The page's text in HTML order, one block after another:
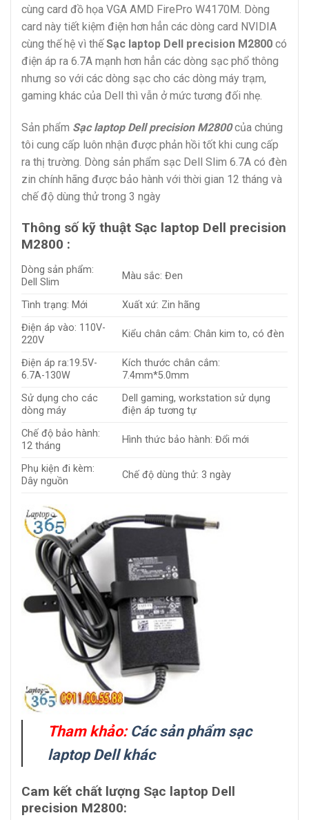
cùng card đồ họa VGA AMD FirePro W4170M. Dòng
card này tiết kiệm điện hơn hẳn các dòng card NVIDIA
cùng thế hệ vì thế Sạc laptop Dell precision M2800 có
điện áp ra 6.7A mạnh hơn hẳn các dòng sạc phổ thông
nhưng so với các dòng sạc cho các dòng máy trạm,
gaming khác của Dell thì vẫn ở mức tương đối nhẹ.
Sản phẩm Sạc laptop Dell precision M2800của chúng
tôi cung cấp luôn nhận được phản hồi tốt khi cung cấp
ra thị trường. Dòng sản phẩm sạc Dell Slim 6.7A có đèn
zin chính hãng được bảo hành với thời gian 12 tháng và
chế độ dùng thử trong 3 ngày
Thông số kỹ thuật Sạc laptop Dell precision
M2800 :
Dòng sản phẩm:
Dell Slim
Màu sắc: Đen
Tình trạng: Mới
Xuất xứ: Zin hãng
Điện áp vào: 110V-
220V
Kiểu chân cắm: Chân kim to, có đèn
Điện áp ra:19.5V-
6.7A-130W
Kích thước chân cắm:
7.4mm*5.0mm
Sử dụng cho các
dòng máy
Dell gaming, workstation sử dụng
điện áp tương tự
Chế độ bảo hành:
12 tháng
Hình thức bảo hành: Đổi mới
Phụ kiện đi kèm:
Dây nguồn
Chế độ dùng thử: 3 ngày
Tham khảo: Các sản phẩm sạc
laptop Dell khác
Cam kết chất lượng Sạc laptop Dell
precision M2800: